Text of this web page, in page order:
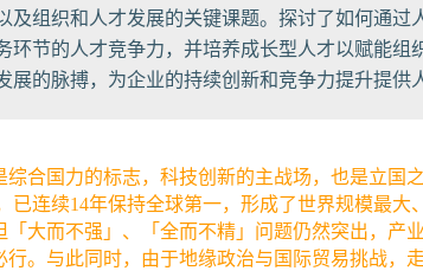
及组织和人才发展的关键课题。探讨了如何通过
环节的人才竞争力，并培养成长型人才以赋能组
展的脉搏，为企业的持续创新和竞争力提升提供
综合国力的标志，科技创新的主战场，也是立国
已连续14年保持全球第一，形成了世界规模最
「大而不强」、「全而不精」问题仍然突出，产
行。与此同时，由于地缘政治与国际贸易挑战，